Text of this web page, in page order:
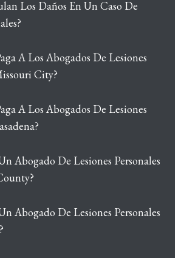
Los Daños En Un Caso De
A Los Abogados De Lesiones
City?
A Los Abogados De Lesiones
Abogado De Lesiones Personales
Abogado De Lesiones Personales